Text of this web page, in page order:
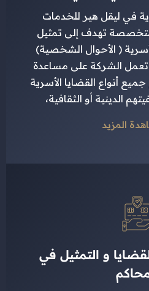
في ليقل هير للخدمات
تهدف إلى تمثيل
( الأحوال الشخصية)
تعمل الشركة على مساعدة
أنواع القضايا الأسرية
الدينية أو الثقافية،
المزيد
و التمثيل في